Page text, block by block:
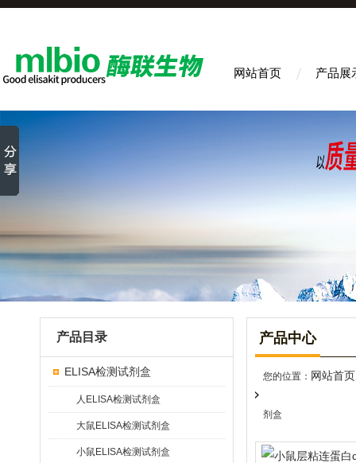
网站首页 产品展
产品目录
ELISA检测试剂盒
人ELISA检测试剂盒
大鼠ELISA检测试剂盒
小鼠ELISA检测试剂盒
产品中心
您的位置： 网站首页
剂盒